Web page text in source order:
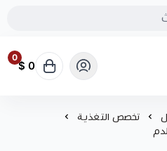
0
0 $
تخصص التغذية